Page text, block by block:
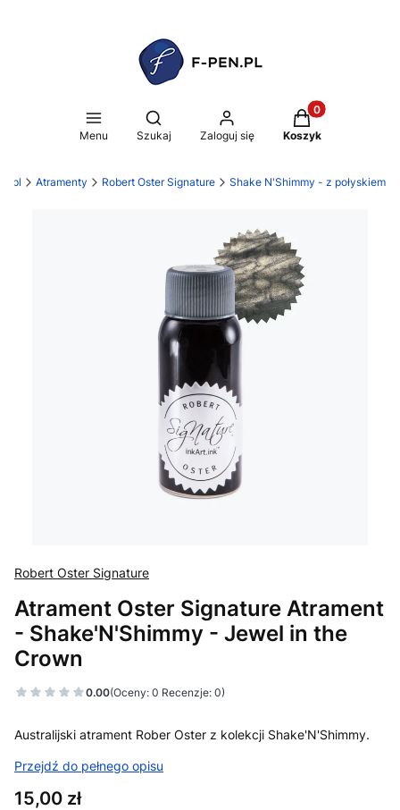
Menu
Otwórz wyszukiwarkę
Szukaj Zaloguj się
Produkty w
Koszyk
Atramenty Robert Oster Signature Shake N'Shimmy - z połyskiem
Robert Oster Signature
Atrament Oster Signature Atrament
- Shake'N'Shimmy - Jewel in the
Crown
0.00(Oceny: 0 Recenzje: 0)
Australijski atrament Rober Oster z kolekcji Shake'N'Shimmy.
Przejdź do pełnego opisu
Cena
15,00 zł